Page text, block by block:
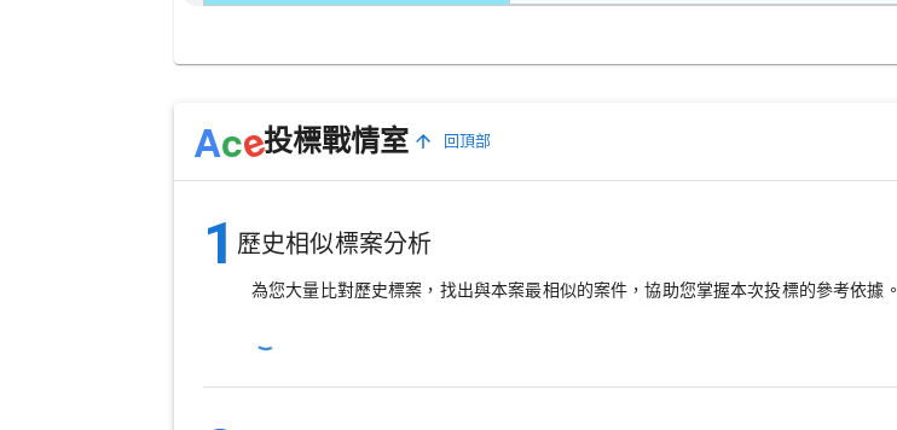
Ace投標戰情室 回頂部
1 歷史相似標案分析
為您大量比對歷史標案，找出與本案最相似的案件，協助您掌握本次投標的參考依據。